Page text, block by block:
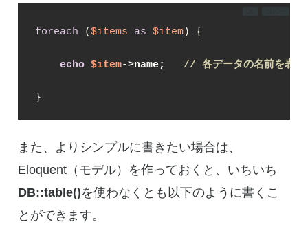
foreach ($items as $item) {
echo $item->name; // 各データの名前を表示
}
また、よりシンプルに書きたい場合は、
Eloquent（モデル）を作っておくと、いちいち
DB::table()を使わなくとも以下のように書くこ
とができます。